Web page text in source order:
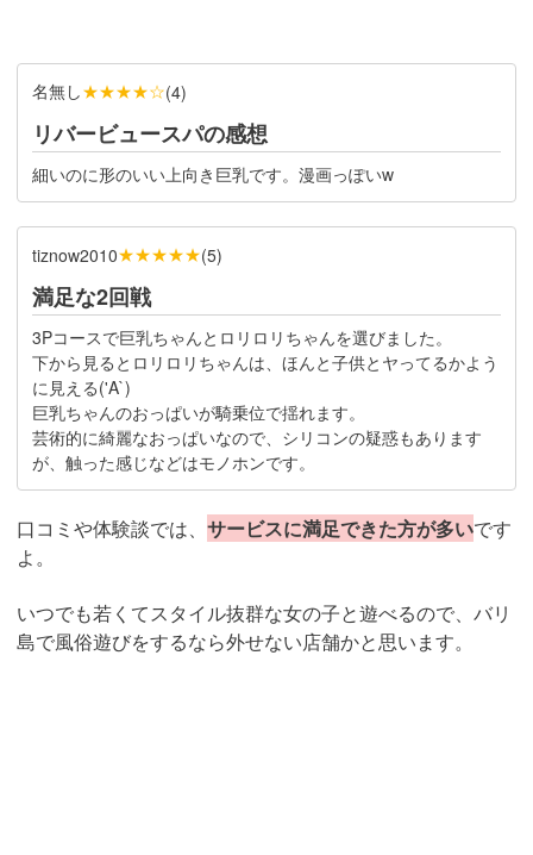
名無し★★★★☆(4)
リバービュースパの感想
細いのに形のいい上向き巨乳です。漫画っぽいw
tiznow2010★★★★★(5)
満足な2回戦
3Pコースで巨乳ちゃんとロリロリちゃんを選びました。
下から見るとロリロリちゃんは、ほんと子供とヤってるかよう
に見える('A`)
巨乳ちゃんのおっぱいが騎乗位で揺れます。
芸術的に綺麗なおっぱいなので、シリコンの疑惑もあります
が、触った感じなどはモノホンです。
口コミや体験談では、 サービスに満足できた方が多いです
よ。
いつでも若くてスタイル抜群な女の子と遊べるので、バリ
島で風俗遊びをするなら外せない店舗かと思います。